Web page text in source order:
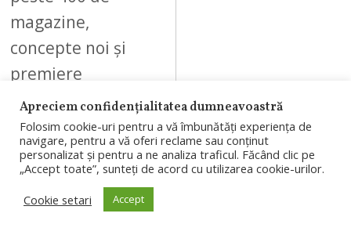
magazine,
concepte noi și
premiere
regionale, mix
variat de…
Apreciem confidențialitatea dumneavoastră
Folosim cookie-uri pentru a vă îmbunătăți experiența de
navigare, pentru a vă oferi reclame sau conținut
personalizat și pentru a ne analiza traficul. Făcând clic pe
„Accept toate”, sunteți de acord cu utilizarea cookie-urilor.
Cookie setari
Accept